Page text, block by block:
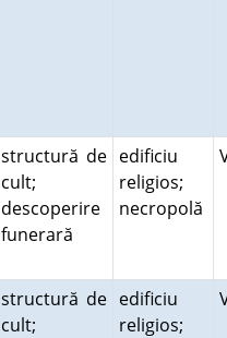
structură de
cult;
descoperire
funerară
edificiu
religios;
necropolă
structură de
cult;
edificiu
religios;